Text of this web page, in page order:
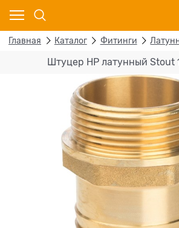
Главная Каталог Фитинги
Штуцер НР латунный Stout